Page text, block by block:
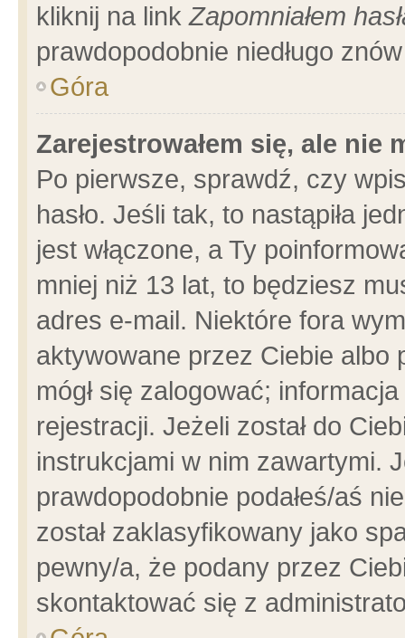
kliknij na linkZapomniałem
prawdopodobnie niedługo
Góra
Zarejestrowałem się, ale nie
Po pierwsze, sprawdź, czy
hasło. Jeśli tak, to nastąpiła
jest włączone, a Ty
mniej niż 13 lat, to będziesz
adres e-mail. Niektóre fora
aktywowane przez Ciebie albo
mógł się zalogować;
rejestracji. Jeżeli został do
instrukcjami w nim zawartymi.
prawdopodobnie podałeś/aś
został zaklasyfikowany jako
pewny/a, że podany przez
skontaktować się z